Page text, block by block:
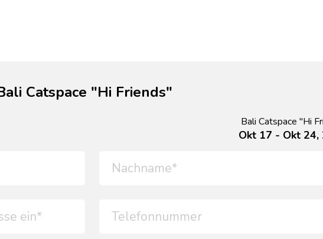
Catspace "Hi Friends"
Bali Catspace "Hi
Okt 17 - Okt 24,